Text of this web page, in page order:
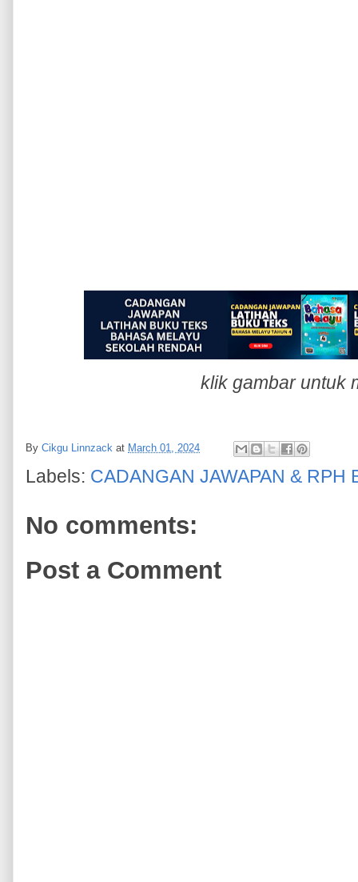
klik gambar untuk
By Cikgu Linnzack at March 01, 2024
Labels: CADANGAN JAWAPAN & RPH
No comments:
Post a Comment